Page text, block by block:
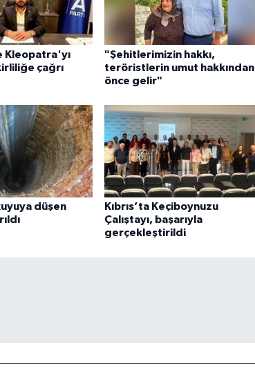
Kleopatra'yı
çağrı
"Şehitlerimizin hakkı,
teröristlerin umut hakkından
önce gelir"
düşen
Kıbrıs’ta Keçiboynuzu
Çalıştayı, başarıyla
gerçekleştirildi